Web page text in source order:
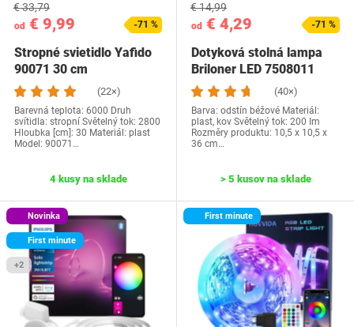
od € 9,99
€ 33,79
-71 %
Stropné svietidlo Yafido
90071 30 cm
(22×)
Barevná teplota: 6000 Druh
svítidla: stropní Světelný tok: 2800
Hloubka [cm]: 30 Materiál: plast
Model: 90071…
4 kusy na sklade
od € 4,29
€ 14,99
-71 %
Dotyková stolná lampa
Briloner LED 7508011
(40×)
Barva: odstín béžové Materiál:
plast, kov Světelný tok: 200 Im
Rozměry produktu: ‎10,5 x 10,5 x
36 cm…
> 5 kusov na sklade
Novinka
First minute
+2
First minute